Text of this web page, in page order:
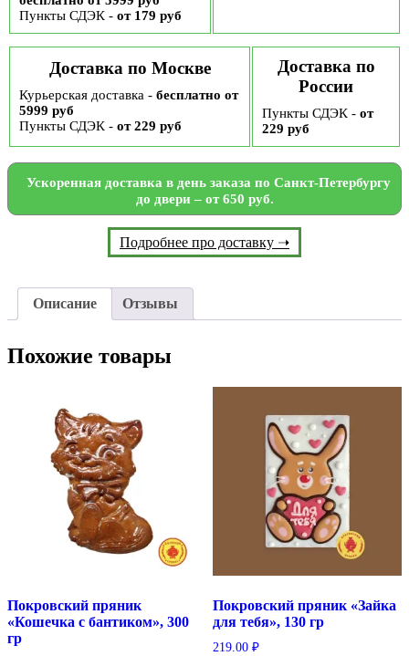
Пункты СДЭК - от 179 руб
Доставка по Москве
Курьерская доставка - бесплатно от
5999 руб
Пункты СДЭК - от 229 руб
Доставка по
России
Пункты СДЭК - от
229 руб
Ускоренная доставка в день заказа по Санкт-Петербургу
до двери – от 650 руб.
Подробнее про доставку ➝
Описание Отзывы
Похожие товары
Покровский пряник
«Кошечка с бантиком», 300
гр
Покровский пряник «Зайка
для тебя», 130 гр
219.00 ₽